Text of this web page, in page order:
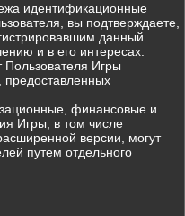
идентификационные
вы подтверждаете,
данный
и в его интересах.
Пользователя Игры
предоставленных
финансовые и
Игры, в том числе
версии, могут
путем отдельного